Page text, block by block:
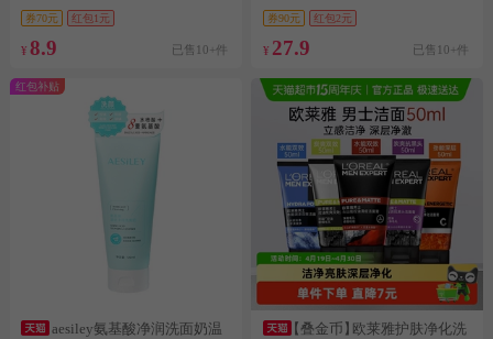
券70元 红包1元
¥ 8.9 已售10+件
券90元 红包2元
¥ 27.9 已售10+件
红包补贴
aesiley氨基酸净润洗面奶温
【叠金币】欧莱雅护肤净化洗